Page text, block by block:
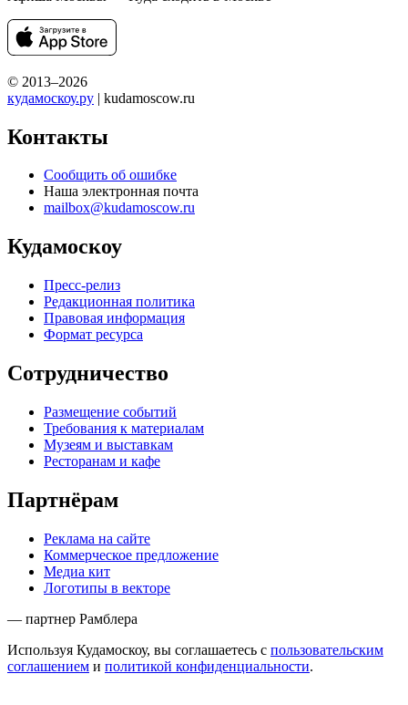
© 2013–2026
кудамоскоу.ру | kudamoscow.ru
Контакты
Сообщить об ошибке
Наша электронная почта
mailbox@kudamoscow.ru
Кудамоскоу
Пресс-релиз
Редакционная политика
Правовая информация
Формат ресурса
Сотрудничество
Размещение событий
Требования к материалам
Музеям и выставкам
Ресторанам и кафе
Партнёрам
Реклама на сайте
Коммерческое предложение
Медиа кит
Логотипы в векторе
— партнер Рамблера
Используя Кудамоскоу, вы соглашаетесь с пользовательским
соглашением и политикой конфиденциальности.